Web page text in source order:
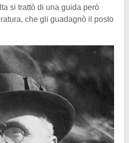
si trattò di una guida però
che gli guadagnò il posto